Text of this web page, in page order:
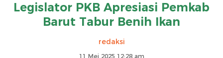
Legislator PKB Apresiasi Pemkab
Barut Tabur Benih Ikan
redaksi
11 Mei 2025 12:28 am